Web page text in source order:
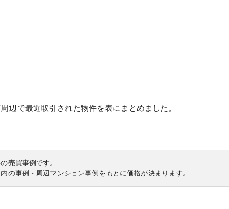
周辺で最近取引された物件を表にまとめました。
売買事例です。
の事例・周辺マンション事例をもとに価格が決まります。